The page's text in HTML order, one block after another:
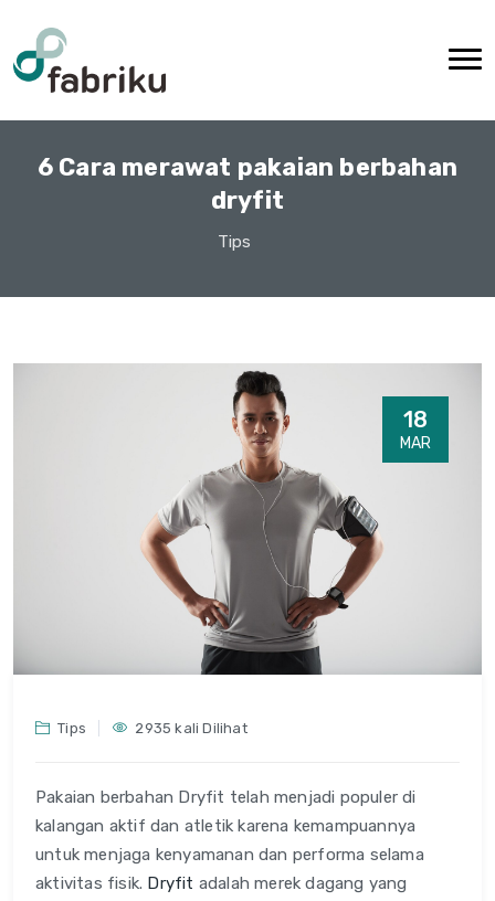
6 Cara merawat pakaian berbahan
dryfit
Tips
18
MAR
Tips 2935 kali Dilihat
Pakaian berbahan Dryfit telah menjadi populer di
kalangan aktif dan atletik karena kemampuannya
untuk menjaga kenyamanan dan performa selama
aktivitas fisik. Dryfit adalah merek dagang yang